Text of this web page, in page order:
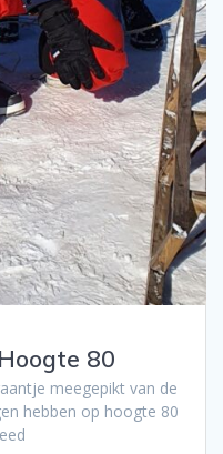
80
meegepikt van de
hebben op hoogte 80